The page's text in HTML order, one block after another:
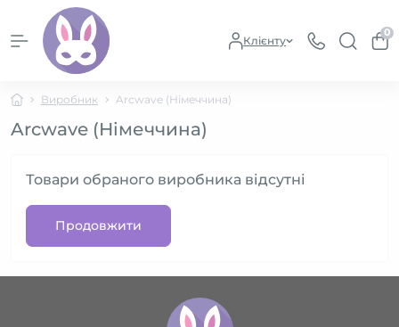
Клієнту
0
Виробник Arcwave (Німеччина)
Arcwave (Німеччина)
Товари обраного виробника відсутні
Продовжити